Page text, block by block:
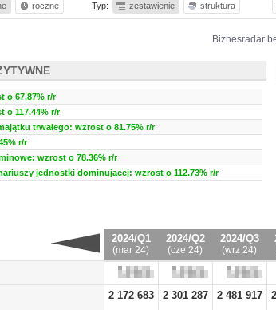
roczne Typ: zestawienie struktura
Biznesradar
o 67.87% r/r
o 117.44% r/r
trwałego: wzrost o 81.75% r/r
r/r
wzrost o 78.36% r/r
jednostki dominującej: wzrost o 112.73% r/r
2024/Q1
(mar 24)
2024/Q2
(cze 24)
2024/Q3
(wrz 24)
2 172 683 2 301 287 2 481 917